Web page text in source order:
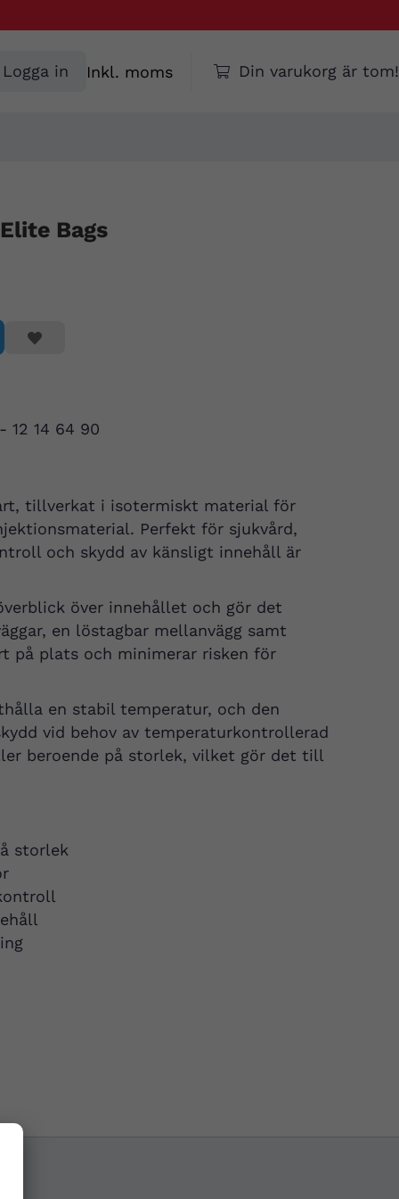
Logga in
Välj
Din varukorg är tom!
Bags
12 14 64 90
tillverkat i isotermiskt material för
Perfekt för sjukvård,
och skydd av känsligt innehåll är
över innehållet och gör det
en löstagbar mellanvägg samt
på plats och minimerar risken för
en stabil temperatur, och den
vid behov av temperaturkontrollerad
beroende på storlek, vilket gör det till
storlek